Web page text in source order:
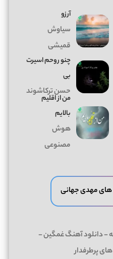
آرزو
سیاوش
قمیشی
چنو روحم اسیرت
بی
حسن ترکاشوند
من از اقلیم
بالایم
هوش
مصنوعی
مهدی جهانی
-دانلود آهنگ غمگین-
پرطرفدار